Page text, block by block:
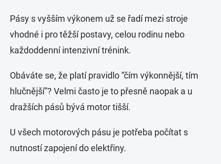
Pásy s vyšším výkonem už se řadí mezi stroje
vhodné i pro těžší postavy, celou rodinu nebo
každoddenní intenzivní trénink.
Obáváte se, že platí pravidlo “čím výkonnější, tím
hlučnější”? Velmi často je to přesně naopak a u
dražších pásů bývá motor tišší.
U všech motorových pásu je potřeba počítat s
nutností zapojení do elektřiny.